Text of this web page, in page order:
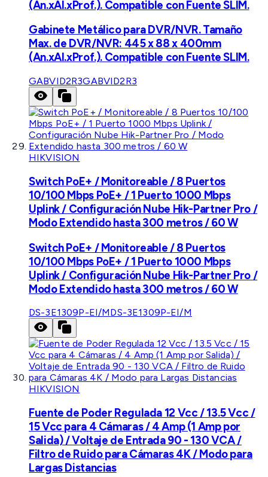
(An.xAl.xProf.). Compatible con Fuente SLIM.
Gabinete Metálico para DVR/NVR. Tamaño
Max. de DVR/NVR: 445 x 88 x 400mm
(An.xAl.xProf.). Compatible con Fuente SLIM.
GABVID2R3GABVID2R3
HIKVISION
Switch PoE+ / Monitoreable / 8 Puertos
10/100 Mbps PoE+ / 1 Puerto 1000 Mbps
Uplink / Configuración Nube Hik-Partner Pro /
Modo Extendido hasta 300 metros / 60 W
Switch PoE+ / Monitoreable / 8 Puertos
10/100 Mbps PoE+ / 1 Puerto 1000 Mbps
Uplink / Configuración Nube Hik-Partner Pro /
Modo Extendido hasta 300 metros / 60 W
DS-3E1309P-EI/MDS-3E1309P-EI/M
HIKVISION
Fuente de Poder Regulada 12 Vcc / 13.5 Vcc /
15 Vcc para 4 Cámaras / 4 Amp (1 Amp por
Salida) / Voltaje de Entrada 90 - 130 VCA /
Filtro de Ruido para Cámaras 4K / Modo para
Largas Distancias